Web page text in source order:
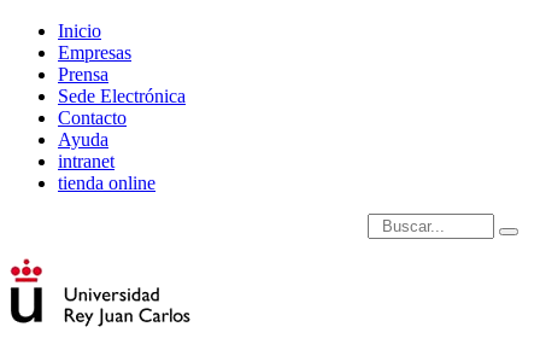
Inicio
Empresas
Prensa
Sede Electrónica
Contacto
Ayuda
intranet
tienda online
Introduce términos de